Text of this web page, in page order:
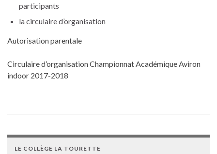
participants
la circulaire d’organisation
Autorisation parentale
Circulaire d’organisation Championnat Académique Aviron
indoor 2017-2018
LE COLLÈGE LA TOURETTE